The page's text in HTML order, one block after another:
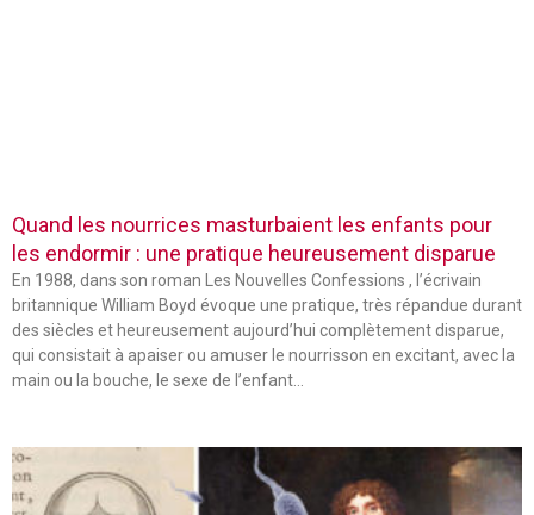
Quand les nourrices masturbaient les enfants pour
les endormir : une pratique heureusement disparue
En 1988, dans son roman Les Nouvelles Confessions , l’écrivain
britannique William Boyd évoque une pratique, très répandue durant
des siècles et heureusement aujourd’hui complètement disparue,
qui consistait à apaiser ou amuser le nourrisson en excitant, avec la
main ou la bouche, le sexe de l’enfant…